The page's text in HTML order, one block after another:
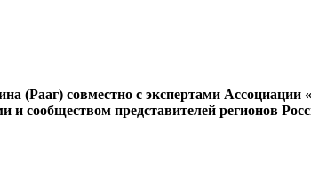
совместно с экспертами Ассоциации
сообществом представителей регионов